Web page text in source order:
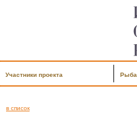
Участники проекта
в список